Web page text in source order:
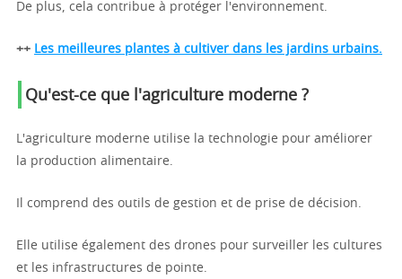
De plus, cela contribue à protéger l'environnement.
++ Les meilleures plantes à cultiver dans les jardins urbains.
Qu'est-ce que l'agriculture moderne ?
L'agriculture moderne utilise la technologie pour améliorer
la production alimentaire.
Il comprend des outils de gestion et de prise de décision.
Elle utilise également des drones pour surveiller les cultures
et les infrastructures de pointe.